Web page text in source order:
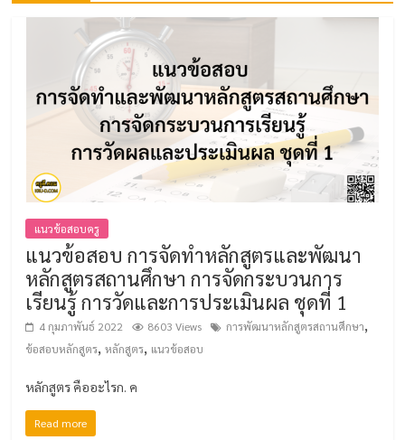
แนวข้อสอบครู
แนวข้อสอบ การจัดทำหลักสูตรและพัฒนา
หลักสูตรสถานศึกษา การจัดกระบวนการ
เรียนรู้ การวัดและการประเมินผล ชุดที่ 1
4 กุมภาพันธ์ 2022 8603 Views การพัฒนาหลักสูตรสถานศึกษา,
ข้อสอบหลักสูตร,หลักสูตร, แนวข้อสอบ
หลักสูตร คืออะไรก. ค
Read more